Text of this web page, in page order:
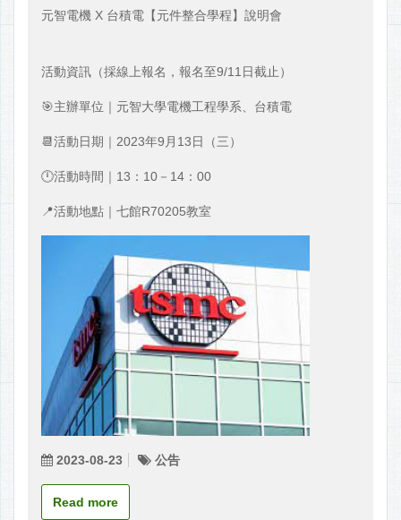
元智電機 X 台積電【元件整合學程】說明會
活動資訊（採線上報名，報名至9/11日截止）
🎯主辦單位｜元智大學電機工程學系、台積電
📆活動日期｜2023年9月13日（三）
🕛活動時間｜13：10－14：00
📍活動地點｜七館R70205教室
2023-08-23 公告
Read more